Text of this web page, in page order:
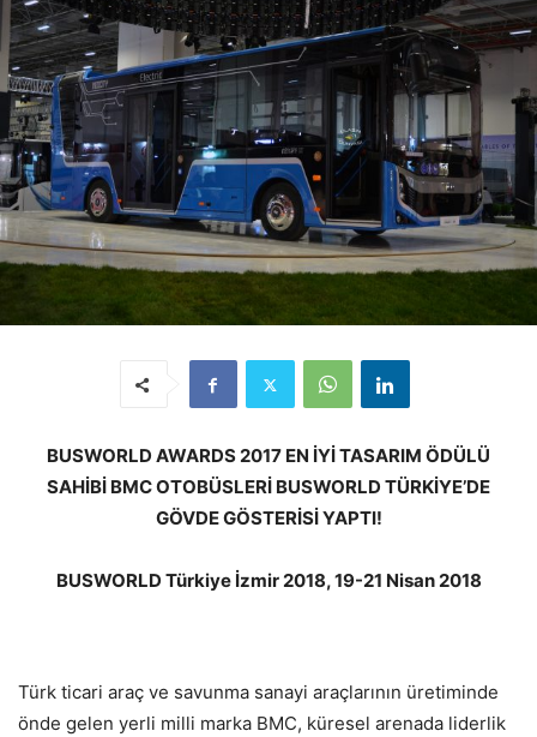
BUSWORLD AWARDS 2017 EN İYİ TASARIM ÖDÜLÜ
SAHİBİ BMC OTOBÜSLERİ BUSWORLD TÜRKİYE’DE
GÖVDE GÖSTERİSİ YAPTI!
BUSWORLD Türkiye İzmir 2018, 19-21 Nisan 2018
Türk ticari araç ve savunma sanayi araçlarının üretiminde
önde gelen yerli milli marka BMC, küresel arenada liderlik